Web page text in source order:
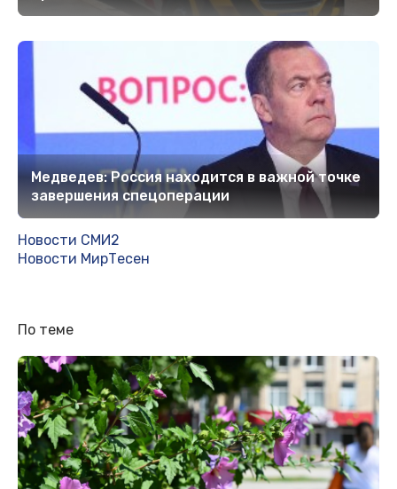
Медведев: Россия находится в важной точке
завершения спецоперации
Новости СМИ2
Новости МирТесен
По теме